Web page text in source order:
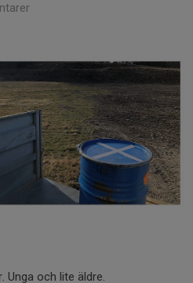
Unga och lite äldre.